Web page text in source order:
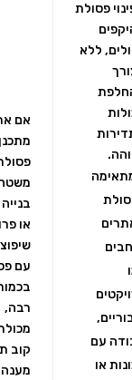
פסולת
ללא
עם
או
אם
או
עם
רבה,
קוב